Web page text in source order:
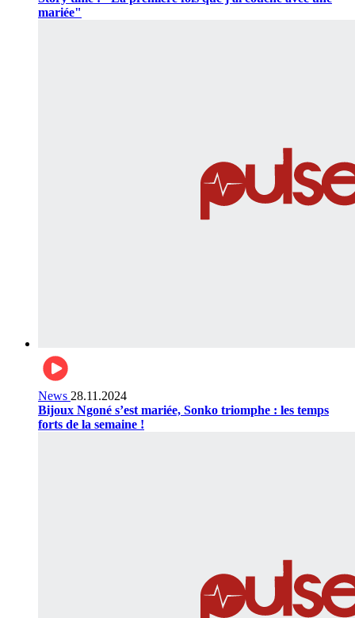
mariée"
News 28.11.2024
Bijoux Ngoné s’est mariée, Sonko triomphe : les temps
forts de la semaine !